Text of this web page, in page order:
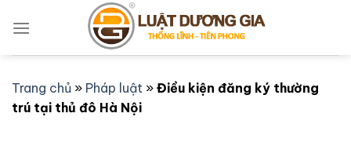
qua
Trang chủ » Pháp luật » Điều kiện đăng ký thường
trú tại thủ đô Hà Nội